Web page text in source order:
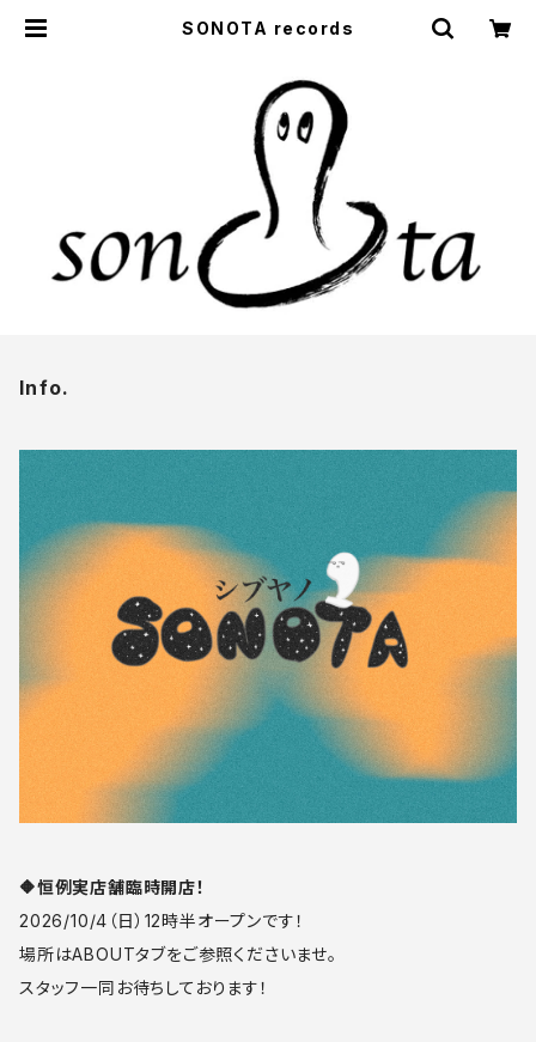
SONOTA records
Info.
🔶恒例実店舗臨時開店！
2026/10/4（日）12時半オープンです！
場所はABOUTタブをご参照くださいませ。
スタッフ一同お待ちしております！